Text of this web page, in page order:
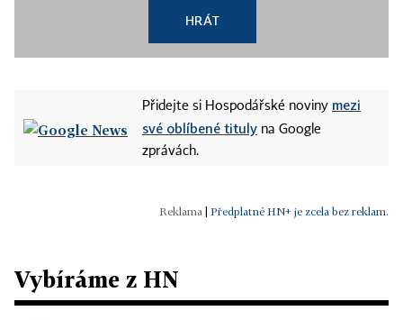
HRÁT
Přidejte si Hospodářské noviny mezi
své oblíbené tituly na Google
zprávách.
Předplatné HN+ je zcela bez reklam.
Vybíráme z HN